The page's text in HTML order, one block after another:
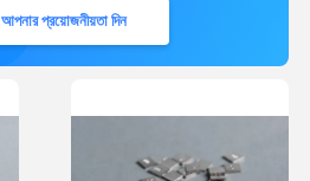
আপনার প্রয়োজনীয়তা দিন